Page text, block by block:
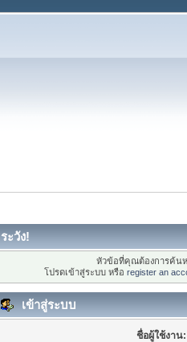
ระวัง!
หัวข้อที่คุณต้องการค้น
โปรดเข้าสู่ระบบ หรือ register an
เข้าสู่ระบบ
ชื่อผู้ใช้งาน: